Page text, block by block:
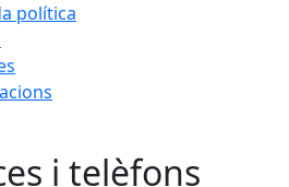
política
i telèfons